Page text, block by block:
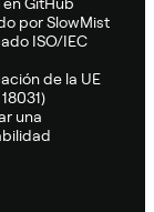
por SlowMist
ISO/IEC
de la UE
una